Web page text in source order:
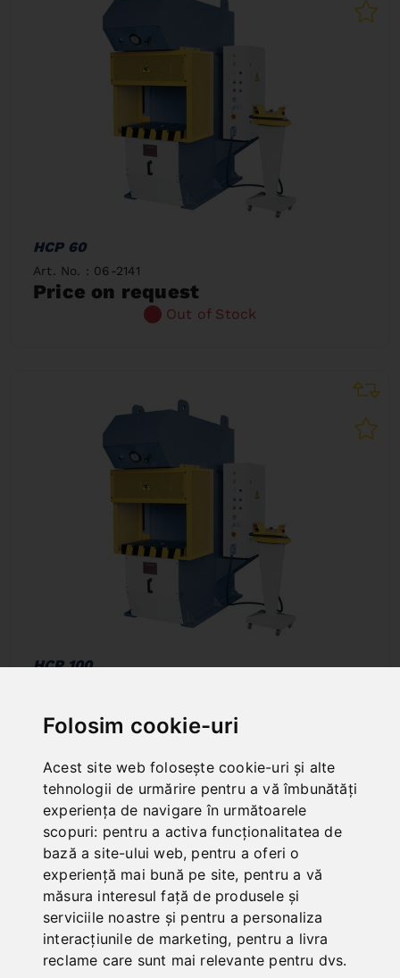
Folosim cookie-uri
Acest site web folosește cookie-uri și alte
tehnologii de urmărire pentru a vă îmbunătăți
experiența de navigare în următoarele
scopuri: pentru a activa funcționalitatea de
bază a site-ului web, pentru a oferi o
experiență mai bună pe site, pentru a vă
măsura interesul față de produsele și
serviciile noastre și pentru a personaliza
interacțiunile de marketing, pentru a livra
reclame care sunt mai relevante pentru dvs.
HCP 60
Art. No. : 06-2141
Price on request
Out of Stock
HCP 100
Out of Stock